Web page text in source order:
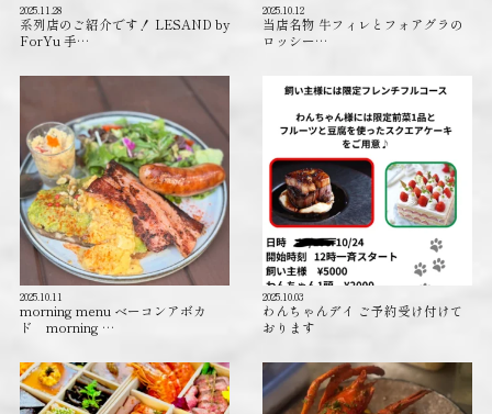
2025.11.28
系列店のご紹介です！ LESAND by
ForYu 手…
2025.10.12
当店名物 牛フィレとフォアグラの
ロッシー…
2025.10.11
morning menu ベーコンアボカ
ド morning …
2025.10.03
わんちゃんデイ ご予約受け付けて
おります️